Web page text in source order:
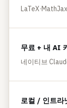
무료 + 내 AI
네이티브
로컬 / 인트라